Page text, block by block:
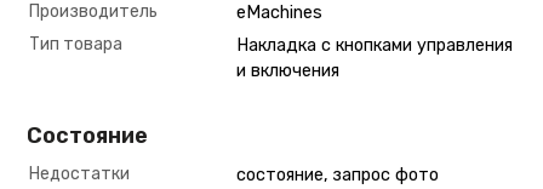
Производитель
eMachines
Тип товара
Накладка с кнопками управления
и включения
Состояние
Недостатки
состояние, запрос фото